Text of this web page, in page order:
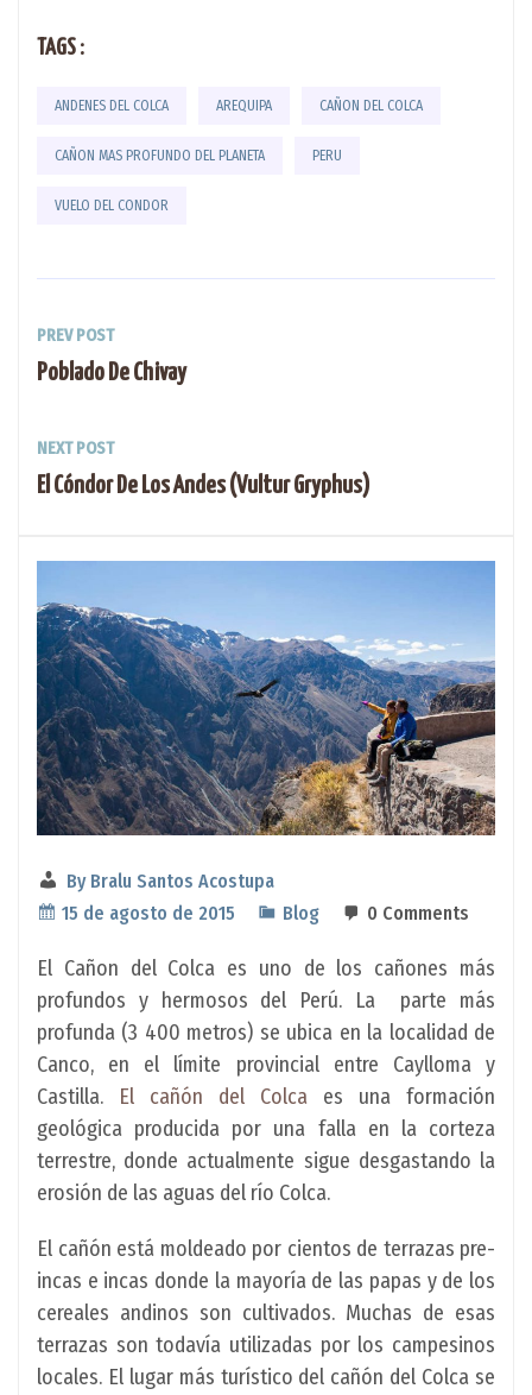
TAGS :
ANDENES DEL COLCA AREQUIPA CAÑON DEL COLCA
CAÑON MAS PROFUNDO DEL PLANETA PERU
VUELO DEL CONDOR
PREV POST
Poblado De Chivay
NEXT POST
El Cóndor De Los Andes (Vultur Gryphus)
By Bralu Santos Acostupa
15 de agosto de 2015
Blog 0 Comments
El Cañon del Colca es uno de los cañones más
profundos y hermosos del Perú. La parte más
profunda (3 400 metros) se ubica en la localidad de
Canco, en el límite provincial entre Caylloma y
Castilla. El cañón del Colca es una formación
geológica producida por una falla en la corteza
terrestre, donde actualmente sigue desgastando la
erosión de las aguas del río Colca.
El cañón está moldeado por cientos de terrazas pre-
incas e incas donde la mayoría de las papas y de los
cereales andinos son cultivados. Muchas de esas
terrazas son todavía utilizadas por los campesinos
locales. El lugar más turístico del cañón del Colca se